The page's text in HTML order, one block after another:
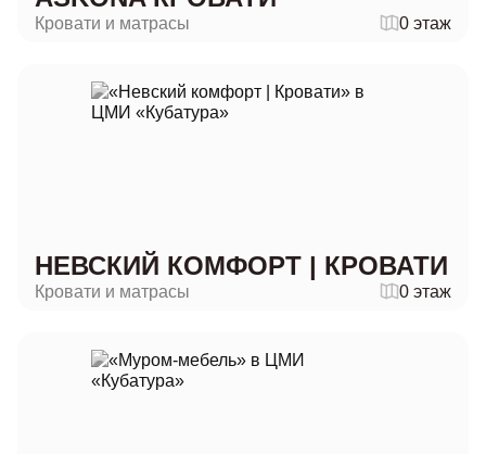
Кровати и матрасы 0 этаж
НЕВСКИЙ КОМФОРТ | КРОВАТИ
Кровати и матрасы 0 этаж